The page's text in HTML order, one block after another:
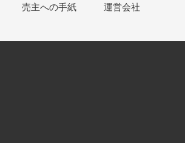
売主への手紙 運営会社